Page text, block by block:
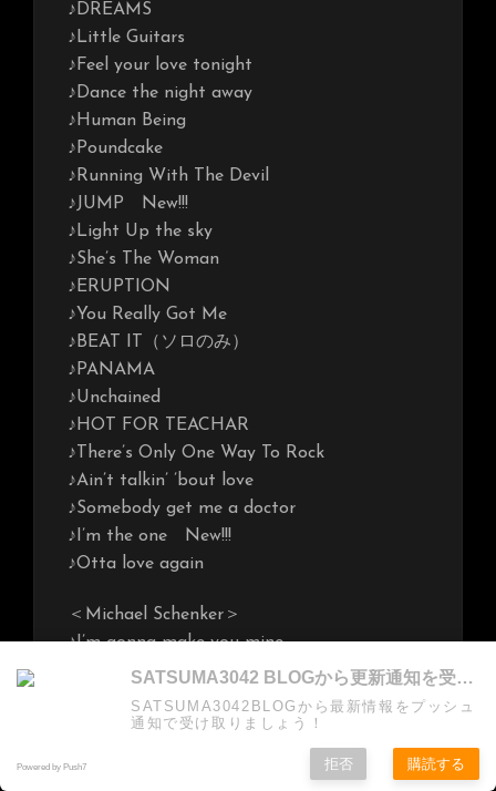
♪DREAMS
♪Little Guitars
♪Feel your love tonight
♪Dance the night away
♪Human Being
♪Poundcake
♪Running With The Devil
♪JUMP New!!!
♪Light Up the sky
♪She’s The Woman
♪ERUPTION
♪You Really Got Me
♪BEAT IT（ソロのみ）
♪PANAMA
♪Unchained
♪HOT FOR TEACHAR
♪There’s Only One Way To Rock
♪Ain’t talkin’ ’bout love
♪Somebody get me a doctor
♪I’m the one New!!!
♪Otta love again
＜Michael Schenker＞
♪I’m gonna make you mine
♪Victim Of Illusion
♪I’m a Loser
♪ULCER
SATSUMA3042 BLOGから更新通知を受け取る
SATSUMA3042BLOGから最新情報をプッシュ
通知で受け取りましょう！
Powered by Push7 拒否 購読する